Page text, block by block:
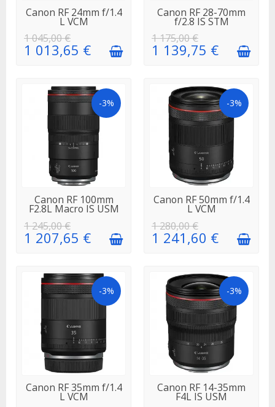
EN STOCK
Canon RF 24mm f/1.4
L VCM
1 045,00 €
1 013,65 €
EN STOCK
Canon RF 28-70mm
f/2.8 IS STM
1 175,00 €
1 139,75 €
-3%
EN STOCK
Canon RF 100mm
F2.8L Macro IS USM
1 245,00 €
1 207,65 €
-3%
EN STOCK
Canon RF 50mm f/1.4
L VCM
1 280,00 €
1 241,60 €
-3%
EN STOCK
Canon RF 35mm f/1.4
L VCM
-3%
EN STOCK
Canon RF 14-35mm
F4L IS USM